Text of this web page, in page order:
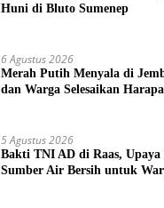
Huni di Bluto Sumenep
6 Agustus 2026
Merah Putih Menyala di
dan Warga Selesaikan
5 Agustus 2026
Bakti TNI AD di Raas,
Sumber Air Bersih untuk